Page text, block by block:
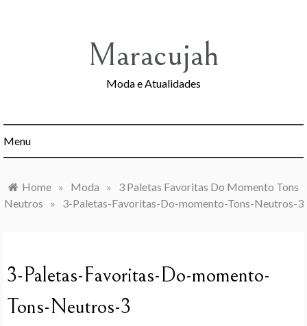
Maracujah
Moda e Atualidades
Menu
Home » Moda »
3 Paletas Favoritas Do Momento Tons
Neutros
» 3-Paletas-Favoritas-Do-momento-Tons-Neutros-3
3-Paletas-Favoritas-Do-momento-
Tons-Neutros-3